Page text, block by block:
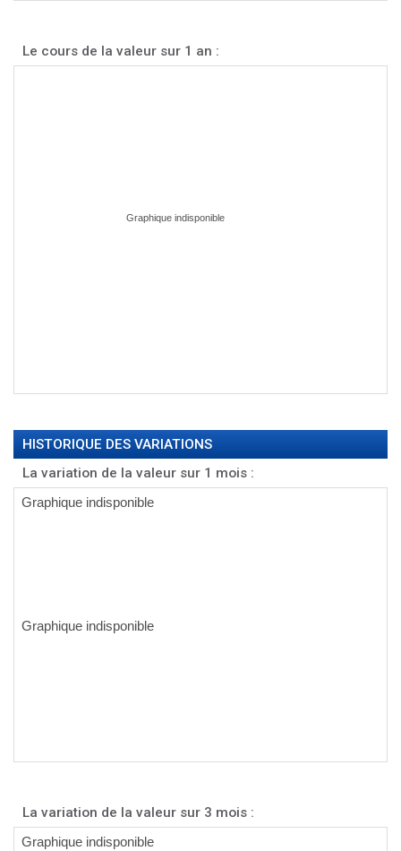
Le cours de la valeur sur 1 an :
HISTORIQUE DES VARIATIONS
La variation de la valeur sur 1 mois :
La variation de la valeur sur 3 mois :